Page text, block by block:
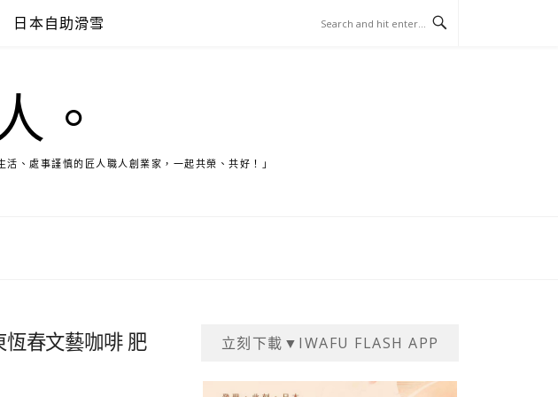
日本自助滑雪
。
、處事謹慎的匠人職人創業家，一起共榮、共好！」
春文藝咖啡 肥
立刻下載▼IWAFU FLASH APP